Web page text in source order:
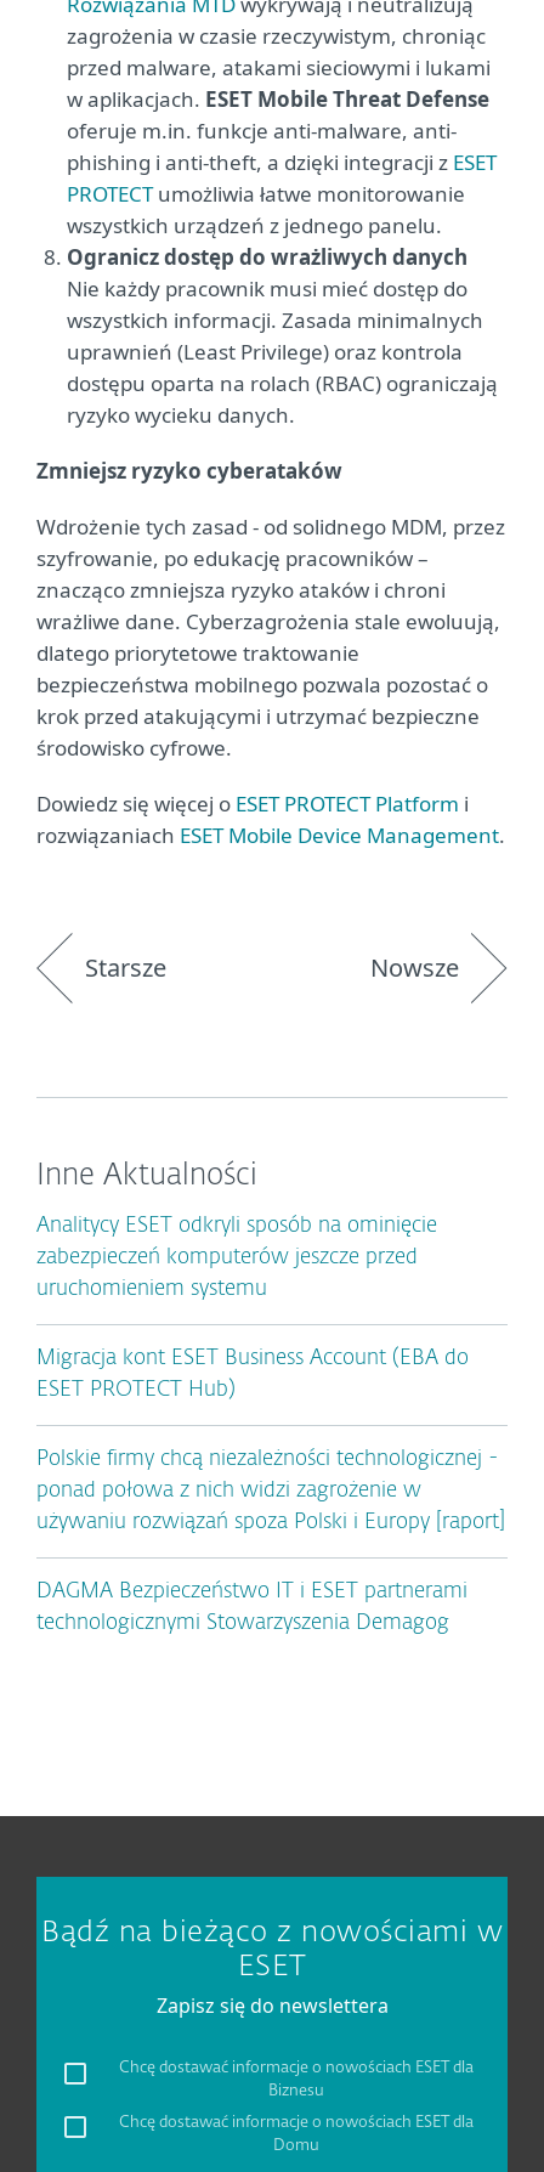
zagrożenia w czasie rzeczywistym, chroniąc
przed malware, atakami sieciowymi i lukami
w aplikacjach. ESET Mobile Threat Defense
oferuje m.in. funkcje anti-malware, anti-
phishing i anti-theft, a dzięki integracji z ESET
PROTECTumożliwia łatwe monitorowanie
wszystkich urządzeń z jednego panelu.
Ogranicz dostęp do wrażliwych danych
Nie każdy pracownik musi mieć dostęp do
wszystkich informacji. Zasada minimalnych
uprawnień (Least Privilege) oraz kontrola
dostępu oparta na rolach (RBAC) ograniczają
ryzyko wycieku danych.
Zmniejsz ryzyko cyberataków
Wdrożenie tych zasad - od solidnego MDM, przez
szyfrowanie, po edukację pracowników –
znacząco zmniejsza ryzyko ataków i chroni
wrażliwe dane. Cyberzagrożenia stale ewoluują,
dlatego priorytetowe traktowanie
bezpieczeństwa mobilnego pozwala pozostać o
krok przed atakującymi i utrzymać bezpieczne
środowisko cyfrowe.
Dowiedz się więcej o ESET PROTECT Platform i
rozwiązaniach ESET Mobile Device Management.
Starsze Nowsze
Inne Aktualności
Analitycy ESET odkryli sposób na ominięcie
zabezpieczeń komputerów jeszcze przed
uruchomieniem systemu
Migracja kont ESET Business Account (EBA do
ESET PROTECT Hub)
Polskie firmy chcą niezależności technologicznej -
ponad połowa z nich widzi zagrożenie w
używaniu rozwiązań spoza Polski i Europy [raport]
DAGMA Bezpieczeństwo IT i ESET partnerami
technologicznymi Stowarzyszenia Demagog